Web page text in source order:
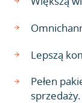
Lepszą
Pełen
sprzedaży.